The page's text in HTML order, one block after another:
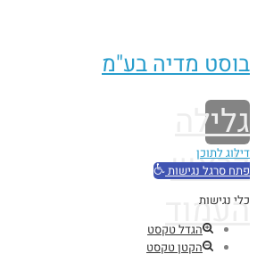
בוסט מדיה בע"מ
גלילה
לראש
העמוד
דילוג לתוכן
פתח סרגל נגישות
כלי נגישות
הגדל טקסט
הקטן טקסט